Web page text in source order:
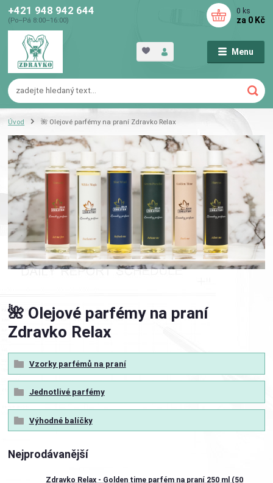
Menu
+421 948 942 644
(Po–Pá 8:00–16:00)
0 ks
za 0 Kč
Úvod 🌺 Olejové parfémy na praní Zdravko Relax
🌺 Olejové parfémy na praní
Zdravko Relax
Vzorky parfémů na praní
Jednotlivé parfémy
Výhodné balíčky
Nejprodávanější
Zdravko Relax - Golden time parfém na praní 250 ml (50